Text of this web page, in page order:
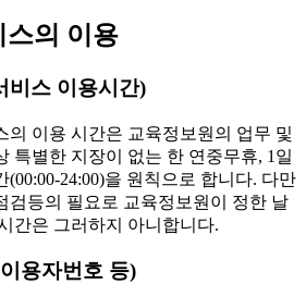
스의 이용
비스 이용시간)
의 이용 시간은 교육정보원의 업무 및
특별한 지장이 없는 한 연중무휴, 1일
(00:00-24:00)을 원칙으로 합니다. 다만
검등의 필요로 교육정보원이 정한 날
간은 그러하지 아니합니다.
용자번호 등)